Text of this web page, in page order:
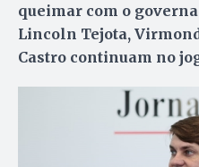
queimar com o
Lincoln Tejota,
Castro continuam no